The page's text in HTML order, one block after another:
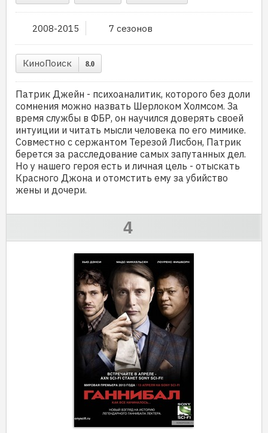
2008-2015 7 сезонов
КиноПоиск 8.0
Патрик Джейн - психоаналитик, которого без доли
сомнения можно назвать Шерлоком Холмсом. За
время службы в ФБР, он научился доверять своей
интуиции и читать мысли человека по его мимике.
Совместно с сержантом Терезой Лисбон, Патрик
берется за расследование самых запутанных дел.
Но у нашего героя есть и личная цель - отыскать
Красного Джона и отомстить ему за убийство
жены и дочери.